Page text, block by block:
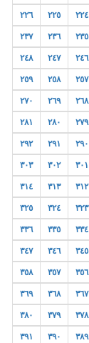
٢٢٤ ٢٢٥ ٢٢٦
٢٣٥ ٢٣٦ ٢٣٧
٢٤٦ ٢٤٧ ٢٤٨
٢٥٧ ٢٥٨ ٢٥٩
٢٦٨ ٢٦٩ ٢٧٠
٢٧٩ ٢٨٠ ٢٨١
٢٩٠ ٢٩١ ٢٩٢
٣٠١ ٣٠٢ ٣٠٣
٣١٢ ٣١٣ ٣١٤
٣٢٣ ٣٢٤ ٣٢٥
٣٣٤ ٣٣٥ ٣٣٦
٣٤٥ ٣٤٦ ٣٤٧
٣٥٦ ٣٥٧ ٣٥٨
٣٦٧ ٣٦٨ ٣٦٩
٣٧٨ ٣٧٩ ٣٨٠
٣٨٩ ٣٩٠ ٣٩١